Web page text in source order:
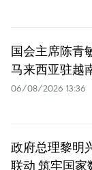
国会主席陈青
马来西亚驻越
06/08/2026 13:36
政府总理黎明
联动 筑牢国家